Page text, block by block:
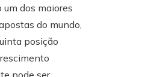
um dos maiores
do mundo,
posição
pode ser